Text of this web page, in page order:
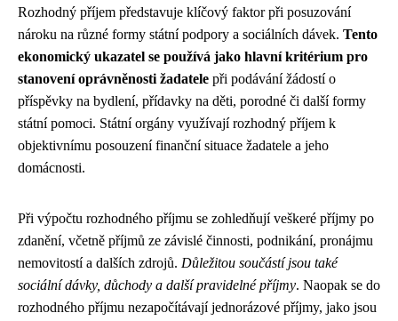
Rozhodný příjem představuje klíčový faktor při posuzování
nároku na různé formy státní podpory a sociálních dávek. Tento
ekonomický ukazatel se používá jako hlavní kritérium pro
stanovení oprávněnosti žadatele při podávání žádostí o
příspěvky na bydlení, přídavky na děti, porodné či další formy
státní pomoci. Státní orgány využívají rozhodný příjem k
objektivnímu posouzení finanční situace žadatele a jeho
domácnosti.
Při výpočtu rozhodného příjmu se zohledňují veškeré příjmy po
zdanění, včetně příjmů ze závislé činnosti, podnikání, pronájmu
nemovitostí a dalších zdrojů. Důležitou součástí jsou také
sociální dávky, důchody a další pravidelné příjmy. Naopak se do
rozhodného příjmu nezapočítávají jednorázové příjmy, jako jsou